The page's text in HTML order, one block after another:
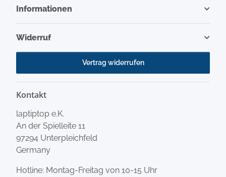
Informationen
Widerruf
Vertrag widerrufen
Kontakt
laptiptop e.K.
An der Spielleite 11
97294 Unterpleichfeld
Germany
Hotline: Montag-Freitag von 10-15 Uhr